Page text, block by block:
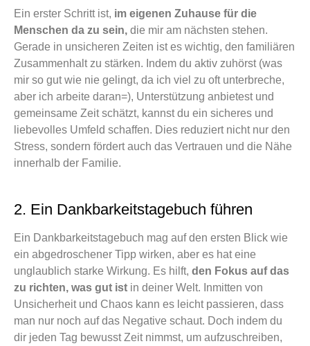
Ein erster Schritt ist, im eigenen Zuhause für die
Menschen da zu sein, die mir am nächsten stehen.
Gerade in unsicheren Zeiten ist es wichtig, den familiären
Zusammenhalt zu stärken. Indem du aktiv zuhörst (was
mir so gut wie nie gelingt, da ich viel zu oft unterbreche,
aber ich arbeite daran=), Unterstützung anbietest und
gemeinsame Zeit schätzt, kannst du ein sicheres und
liebevolles Umfeld schaffen. Dies reduziert nicht nur den
Stress, sondern fördert auch das Vertrauen und die Nähe
innerhalb der Familie.
2. Ein Dankbarkeitstagebuch führen
Ein Dankbarkeitstagebuch mag auf den ersten Blick wie
ein abgedroschener Tipp wirken, aber es hat eine
unglaublich starke Wirkung. Es hilft, den Fokus auf das
zu richten, was gut ist in deiner Welt. Inmitten von
Unsicherheit und Chaos kann es leicht passieren, dass
man nur noch auf das Negative schaut. Doch indem du
dir jeden Tag bewusst Zeit nimmst, um aufzuschreiben,